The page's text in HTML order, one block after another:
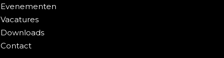
Evenementen
Vacatures
Downloads
Contact